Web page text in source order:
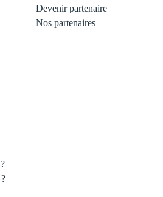
Devenir partenaire
Nos partenaires